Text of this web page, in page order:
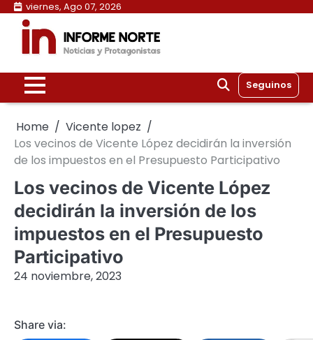
Skip
content
viernes, Ago 07, 2026
Seguinos
Home
Vicente lopez
Los vecinos de Vicente López decidirán la inversión
de los impuestos en el Presupuesto Participativo
Los vecinos de Vicente López
decidirán la inversión de los
impuestos en el Presupuesto
Participativo
24 noviembre, 2023
Share via: